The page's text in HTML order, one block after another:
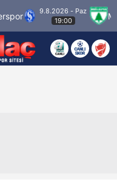
9.8.2026 - Paz
19:00